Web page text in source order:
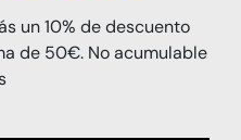
un 10% de descuento
de 50€. No acumulable